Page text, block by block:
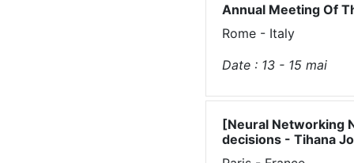
Annual Meeting Of
Rome - Italy
Date : 13 - 15 mai
[Neural Networking
decisions - Tihana